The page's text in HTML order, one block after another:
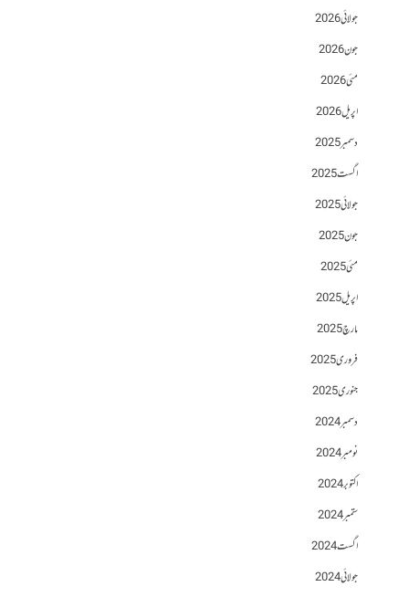
جولائی 2026
جون 2026
مئی 2026
اپریل 2026
دسمبر 2025
اگست 2025
جولائی 2025
جون 2025
مئی 2025
اپریل 2025
مارچ 2025
فروری 2025
جنوری 2025
دسمبر 2024
نومبر 2024
اکتوبر 2024
ستمبر 2024
اگست 2024
جولائی 2024